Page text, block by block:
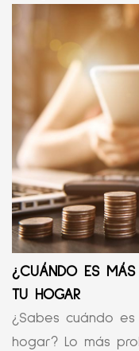
¿CUÁNDO ES MÁS
TU HOGAR
¿Sabes cuándo
hogar? Lo más